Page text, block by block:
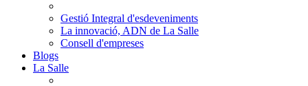
Gestió Integral d'esdeveniments
La innovació, ADN de La Salle
Consell d'empreses
Blogs
La Salle